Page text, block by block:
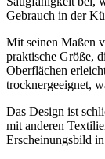
Gebrauch in der
Mit seinen Maßen
praktische Größe,
Oberflächen
trocknergeeignet,
Das Design ist
mit anderen
Erscheinungsbild